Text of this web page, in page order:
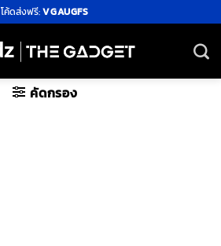
โค้ดส่งฟรี:VGAUGFS
คัดกรอง